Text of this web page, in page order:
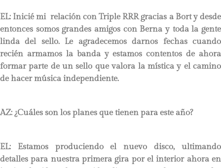
EL: Inicié mi relación con Triple RRR gracias a Bort y desde
entonces somos grandes amigos con Berna y toda la gente
linda del sello. Le agradecemos darnos fechas cuando
recién armamos la banda y estamos contentos de ahora
formar parte de un sello que valora la mística y el camino
de hacer música independiente.
AZ: ¿Cuáles son los planes que tienen para este año?
EL: Estamos produciendo el nuevo disco, ultimando
detalles para nuestra primera gira por el interior ahora en